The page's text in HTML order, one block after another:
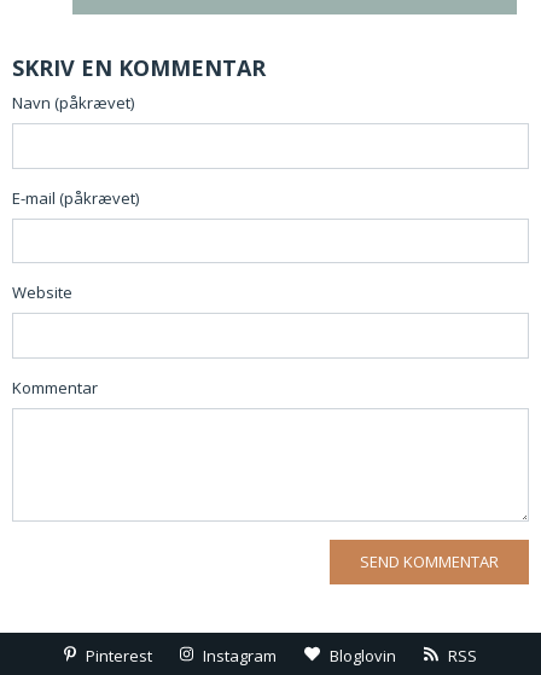
SKRIV EN KOMMENTAR
Navn (påkrævet)
E-mail (påkrævet)
Website
Kommentar
Pinterest Instagram Bloglovin RSS